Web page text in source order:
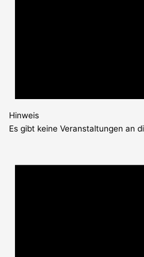
Hinweis
Es gibt keine Veranstaltungen an